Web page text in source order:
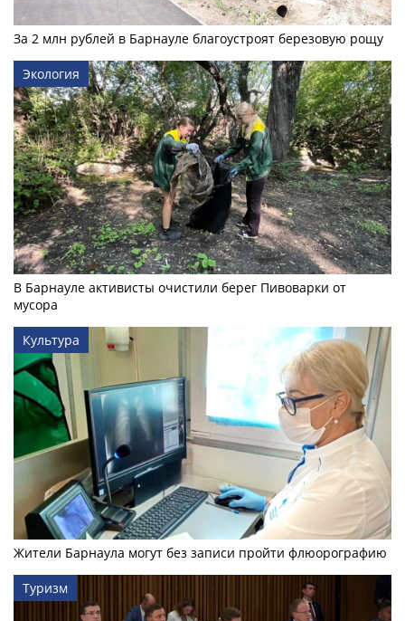
За 2 млн рублей в Барнауле благоустроят березовую рощу
Экология
В Барнауле активисты очистили берег Пивоварки от
мусора
Культура
Жители Барнаула могут без записи пройти флюорографию
Туризм